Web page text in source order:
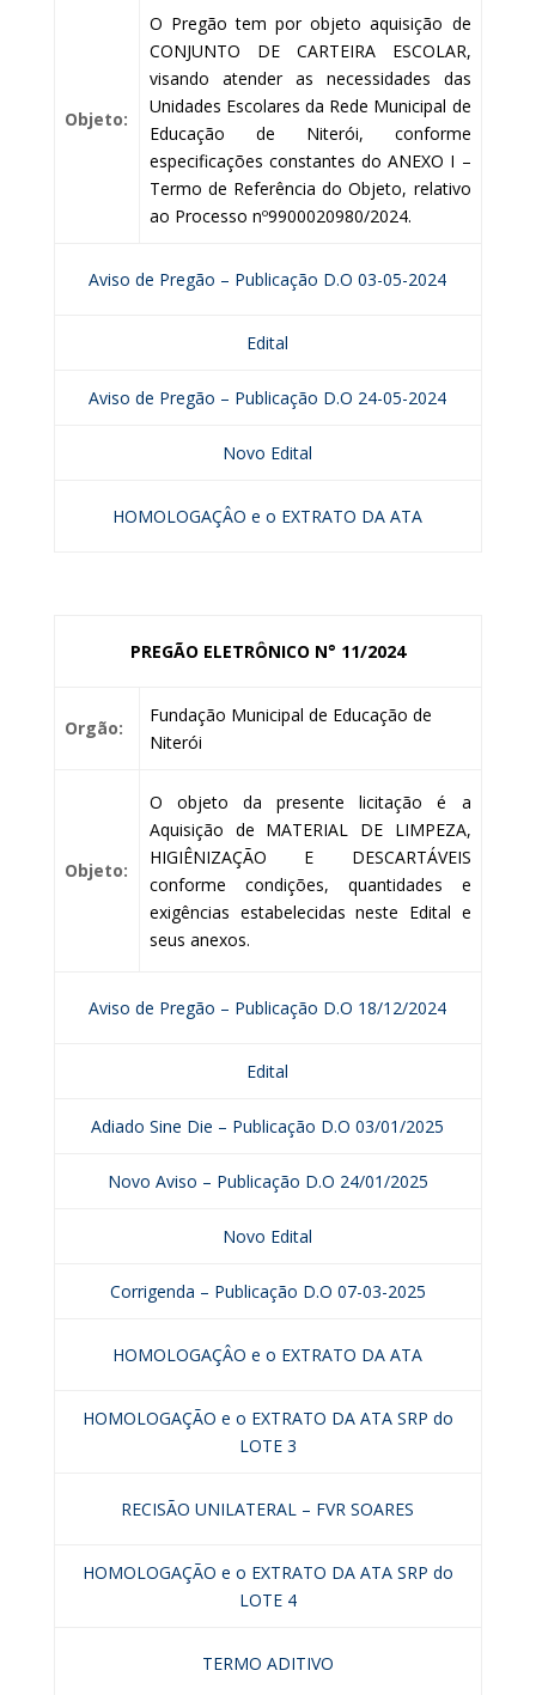
Objeto:
O Pregão tem por objeto aquisição de
CONJUNTO DE CARTEIRA ESCOLAR,
visando atender as necessidades das
Unidades Escolares da Rede Municipal de
Educação de Niterói, conforme
especificações constantes do ANEXO I –
Termo de Referência do Objeto, relativo
ao Processo nº9900020980/2024.
Aviso de Pregão – Publicação D.O 03-05-2024
Edital
Aviso de Pregão – Publicação D.O 24-05-2024
Novo Edital
HOMOLOGAÇÂO e o EXTRATO DA ATA
PREGÃO ELETRÔNICO N° 11/2024
Orgão:
Fundação Municipal de Educação de
Niterói
Objeto:
O objeto da presente licitação é a
Aquisição de MATERIAL DE LIMPEZA,
HIGIÊNIZAÇÃO E DESCARTÁVEIS
conforme condições, quantidades e
exigências estabelecidas neste Edital e
seus anexos.
Aviso de Pregão – Publicação D.O 18/12/2024
Edital
Adiado Sine Die – Publicação D.O 03/01/2025
Novo Aviso – Publicação D.O 24/01/2025
Novo Edital
Corrigenda – Publicação D.O 07-03-2025
HOMOLOGAÇÂO e o EXTRATO DA ATA
HOMOLOGAÇÃO e o EXTRATO DA ATA SRP do
LOTE 3
RECISÃO UNILATERAL – FVR SOARES
HOMOLOGAÇÃO e o EXTRATO DA ATA SRP do
LOTE 4
TERMO ADITIVO